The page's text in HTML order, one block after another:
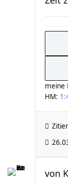
meine
HM:
von